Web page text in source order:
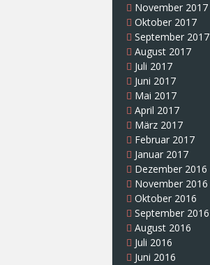
November 2017
Oktober 2017
September 2017
August 2017
Juli 2017
Juni 2017
Mai 2017
April 2017
März 2017
Februar 2017
Januar 2017
Dezember 2016
November 2016
Oktober 2016
September 2016
August 2016
Juli 2016
Juni 2016